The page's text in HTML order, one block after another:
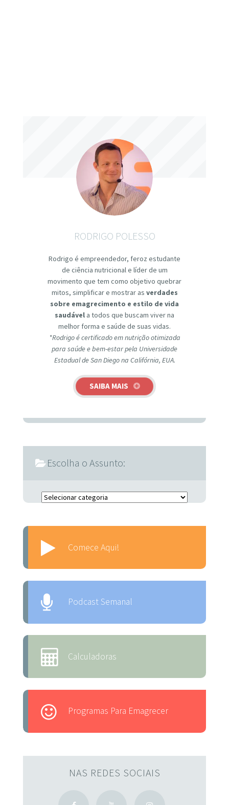
RODRIGO POLESSO
Rodrigo é empreendedor, feroz estudante
de ciência nutricional e líder de um
movimento que tem como objetivo quebrar
mitos, simplificar e mostrar as verdades
sobre emagrecimento e estilo de vida
saudável a todos que buscam viver na
melhor forma e saúde de suas vidas.
*Rodrigo é certificado em nutrição otimizada
para saúde e bem-estar pela Universidade
Estadual de San Diego na Califórnia, EUA.
SAIBA MAIS
Escolha o Assunto:
Escolha o Assunto:
Comece Aqui!
Podcast Semanal
Calculadoras
Programas Para Emagrecer
NAS REDES SOCIAIS